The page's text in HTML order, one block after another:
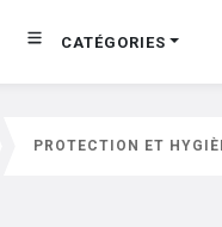
CATÉGORIES
PROTECTION ET